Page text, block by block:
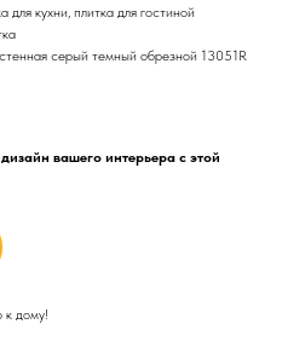
для кухни, плитка для гостиной
серый темный обрезной 13051R
вашего интерьера с этой
к дому!